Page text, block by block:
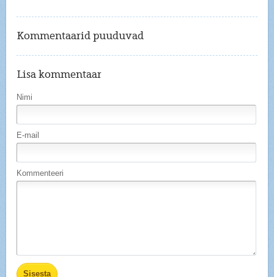
Kommentaarid puuduvad
Lisa kommentaar
Nimi
E-mail
Kommenteeri